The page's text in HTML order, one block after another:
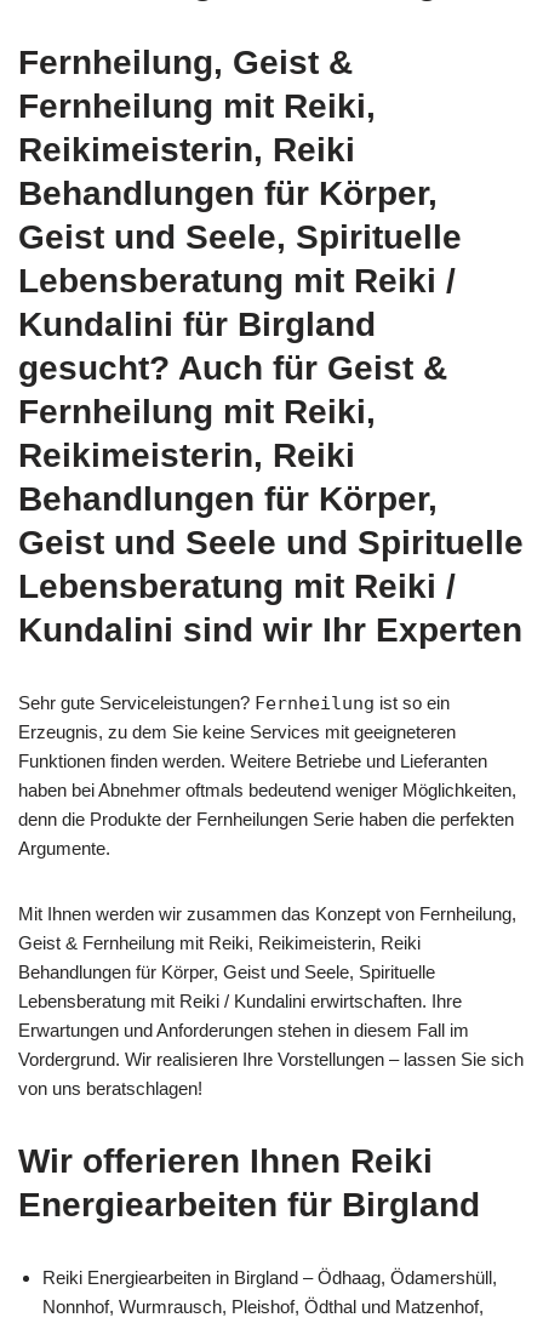
Fernheilung, Geist &
Fernheilung mit Reiki,
Reikimeisterin, Reiki
Behandlungen für Körper,
Geist und Seele, Spirituelle
Lebensberatung mit Reiki /
Kundalini für Birgland
gesucht? Auch für Geist &
Fernheilung mit Reiki,
Reikimeisterin, Reiki
Behandlungen für Körper,
Geist und Seele und Spirituelle
Lebensberatung mit Reiki /
Kundalini sind wir Ihr Experten
Sehr gute Serviceleistungen? Fernheilung ist so ein
Erzeugnis, zu dem Sie keine Services mit geeigneteren
Funktionen finden werden. Weitere Betriebe und Lieferanten
haben bei Abnehmer oftmals bedeutend weniger Möglichkeiten,
denn die Produkte der Fernheilungen Serie haben die perfekten
Argumente.
Mit Ihnen werden wir zusammen das Konzept von Fernheilung,
Geist & Fernheilung mit Reiki, Reikimeisterin, Reiki
Behandlungen für Körper, Geist und Seele, Spirituelle
Lebensberatung mit Reiki / Kundalini erwirtschaften. Ihre
Erwartungen und Anforderungen stehen in diesem Fall im
Vordergrund. Wir realisieren Ihre Vorstellungen – lassen Sie sich
von uns beratschlagen!
Wir offerieren Ihnen Reiki
Energiearbeiten für Birgland
Reiki Energiearbeiten in Birgland – Ödhaag, Ödamershüll,
Nonnhof, Wurmrausch, Pleishof, Ödthal und Matzenhof,